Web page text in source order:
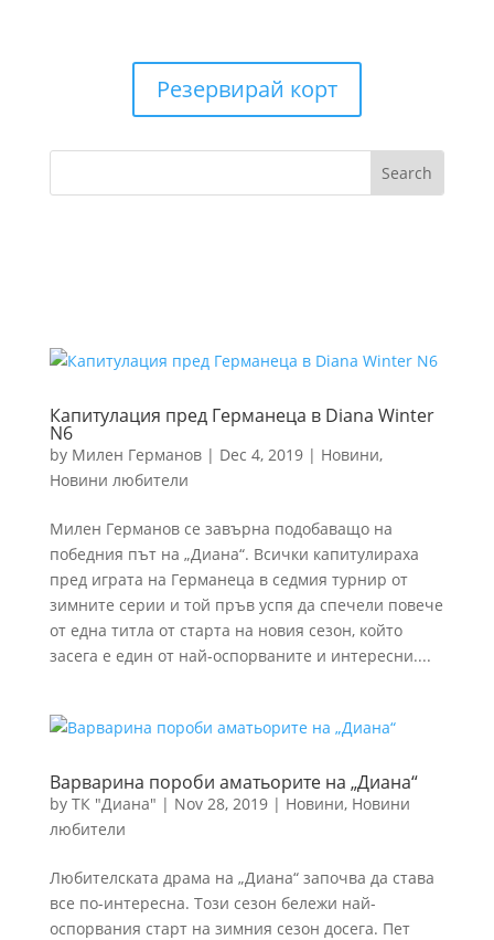
Резервирай корт
Капитулация пред Германеца в Diana Winter
N6
by Милен Германов| Dec 4, 2019| Новини,
Новини любители
Милен Германов се завърна подобаващо на
победния път на „Диана“. Всички капитулираха
пред играта на Германеца в седмия турнир от
зимните серии и той пръв успя да спечели повече
от една титла от старта на новия сезон, който
засега е един от най-оспорваните и интересни....
Варварина пороби аматьорите на „Диана“
by ТК "Диана" | Nov 28, 2019| Новини, Новини
любители
Любителската драма на „Диана“ започва да става
все по-интересна. Този сезон бележи най-
оспорвания старт на зимния сезон досега. Пет